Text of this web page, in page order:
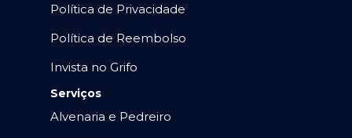
Política de Privacidade
Política de Reembolso
Invista no Grifo
Serviços
Alvenaria e Pedreiro